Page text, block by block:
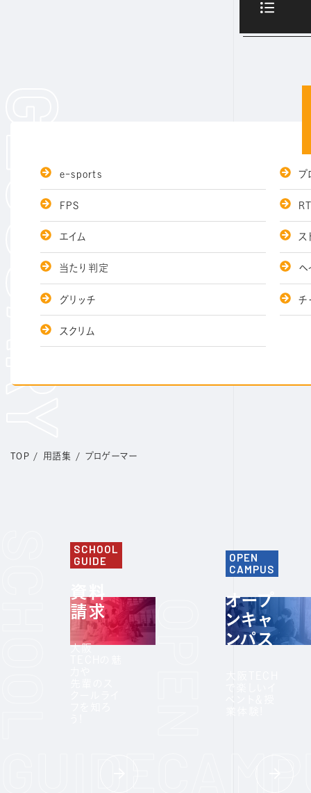
e-sports プ
FPS
エイム ス
当たり判定 ヘ
グリッチ チ
スクリム
TOP / 用語集 / プロゲーマー
SCHOOL
GUIDE
資料
請求
大阪
OPEN
CAMPUS
オープ
ンキャ
ンパス
で楽しいイ
ベント＆授
業体験!